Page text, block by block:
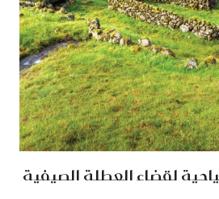
لقضاء العطلة الصيفية